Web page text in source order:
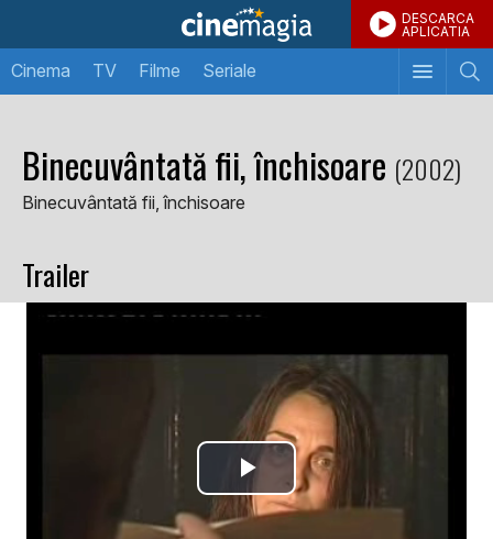
DESCARCA
APLICATIA
Cinema TV Filme Seriale
Binecuvântată fii, închisoare (2002)
Binecuvântată fii, închisoare
Trailer